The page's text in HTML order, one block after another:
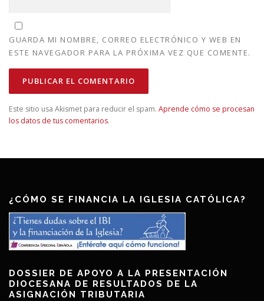
GUARDA MI NOMBRE, CORREO ELECTRÓNICO Y WEB EN
ESTE NAVEGADOR PARA LA PRÓXIMA VEZ QUE COMENTE.
Este sitio usa Akismet para reducir el spam. Aprende cómo se procesan
los datos de tus comentarios.
¿CÓMO SE FINANCIA LA IGLESIA CATÓLICA?
DOSSIER DE APOYO A LA PRESENTACIÓN
DIOCESANA DE RESULTADOS DE LA
ASIGNACIÓN TRIBUTARIA